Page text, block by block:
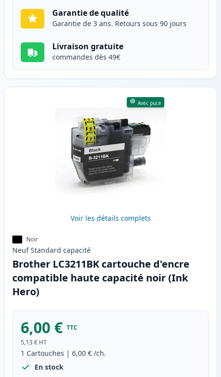
Garantie de qualité
Garantie de 3 ans. Retours sous 90 jours
Livraison gratuite
commandes dès 49€
Avec puce
Voir les détails complets
Noir
Neuf Standard capacité
Brother LC3211BK cartouche d'encre
compatible haute capacité noir (Ink
Hero)
6,00 € TTC
5,13 € HT
1 Cartouches | 6,00 € /ch.
En stock